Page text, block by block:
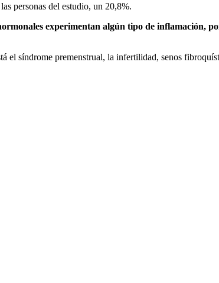
personas del estudio, un 20,8%.
experimentan algún tipo de inflamación,
el síndrome premenstrual, la infertilidad, senos